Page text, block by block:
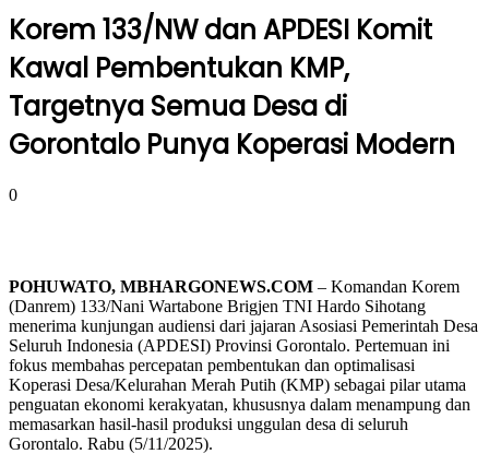
Korem 133/NW dan APDESI Komit
Kawal Pembentukan KMP,
Targetnya Semua Desa di
Gorontalo Punya Koperasi Modern
0
POHUWATO, MBHARGONEWS.COM – Komandan Korem
(Danrem) 133/Nani Wartabone Brigjen TNI Hardo Sihotang
menerima kunjungan audiensi dari jajaran Asosiasi Pemerintah Desa
Seluruh Indonesia (APDESI) Provinsi Gorontalo. Pertemuan ini
fokus membahas percepatan pembentukan dan optimalisasi
Koperasi Desa/Kelurahan Merah Putih (KMP) sebagai pilar utama
penguatan ekonomi kerakyatan, khususnya dalam menampung dan
memasarkan hasil-hasil produksi unggulan desa di seluruh
Gorontalo. Rabu (5/11/2025).